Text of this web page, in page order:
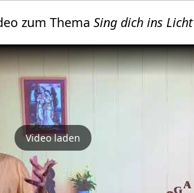
zum ThemaSing dich ins Licht
Video laden